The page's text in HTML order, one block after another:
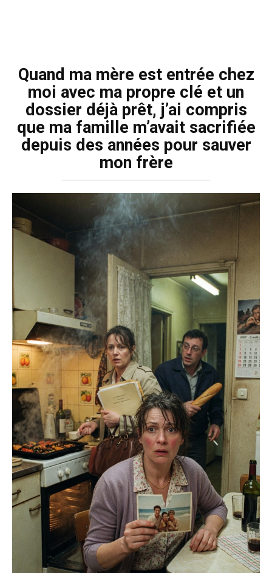
Quand ma mère est entrée chez
moi avec ma propre clé et un
dossier déjà prêt, j’ai compris
que ma famille m’avait sacrifiée
depuis des années pour sauver
mon frère